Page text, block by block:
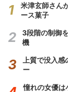
米津玄師さん
ース菓子
3段階の制御
機
上質で没入
ー
憧れの女優